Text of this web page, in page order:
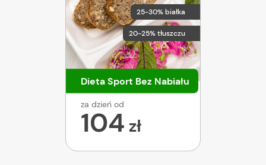
25-30% białka
20-25% tłuszczu
Dieta Sport Bez Nabiału
za dzień od
104 zł